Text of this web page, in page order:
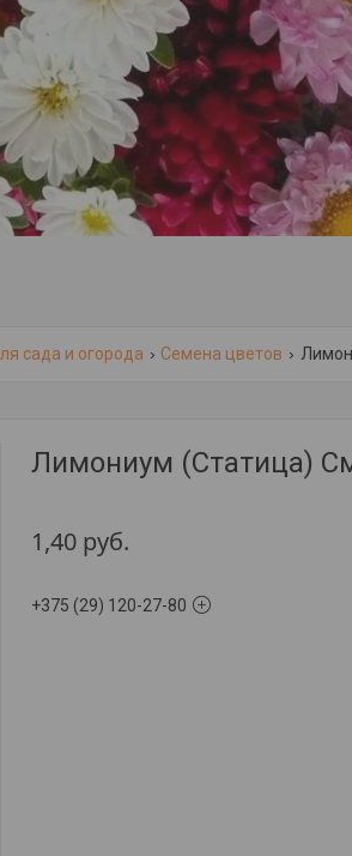
сада и огорода Семена цветов
Лимониум (Статица)
1,40 руб.
+375 (29) 120-27-80